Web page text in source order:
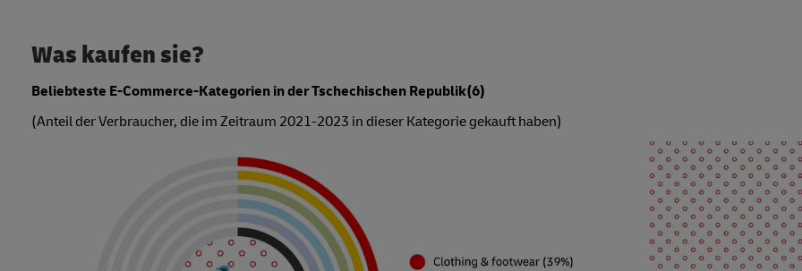
Was kaufen sie?
Beliebteste E-Commerce-Kategorien in der Tschechischen Republik(6)
(Anteil der Verbraucher, die im Zeitraum 2021-2023 in dieser Kategorie gekauft haben)